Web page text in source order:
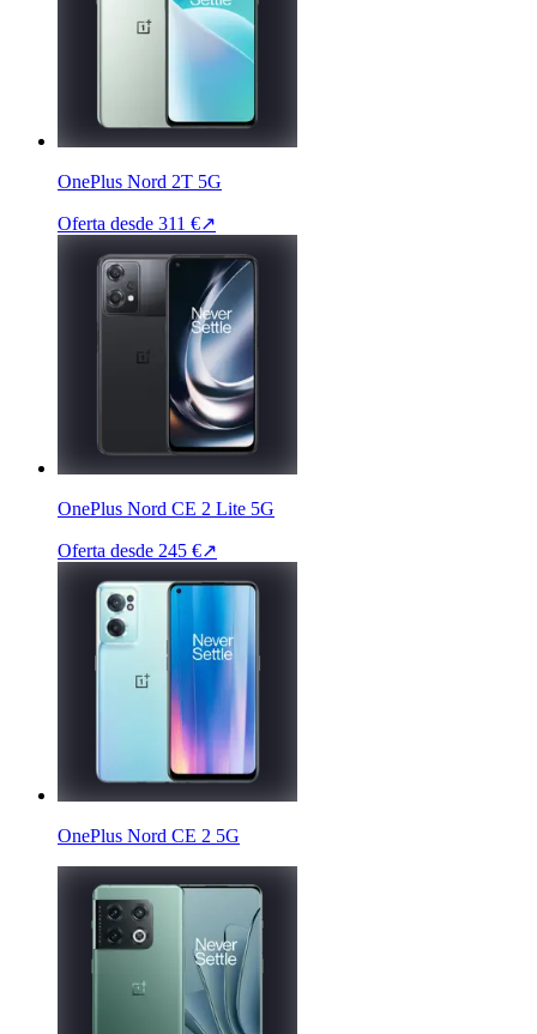
OnePlus Nord 2T 5G
Oferta desde 311 €↗
OnePlus Nord CE 2 Lite 5G
Oferta desde 245 €↗
OnePlus Nord CE 2 5G